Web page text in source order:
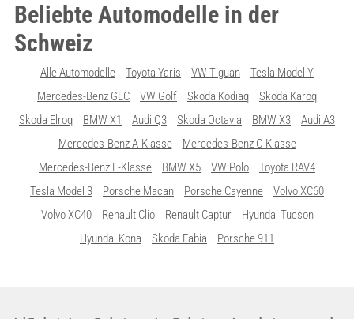
Beliebte Automodelle in der
Schweiz
Alle Automodelle Toyota Yaris VW Tiguan
Tesla Model Y
Mercedes-Benz GLC
VW Golf Skoda Kodiaq
Skoda Karoq
Skoda Elroq
BMW X1 Audi Q3 Skoda Octavia BMW X3
Audi A3
Mercedes-Benz A-Klasse
Mercedes-Benz C-Klasse
Mercedes-Benz E-Klasse
BMW X5 VW Polo
Toyota RAV4
Tesla Model 3
Porsche Macan Porsche Cayenne
Volvo XC60
Volvo XC40
Renault Clio Renault Captur
Hyundai Tucson
Hyundai Kona
Skoda Fabia Porsche 911